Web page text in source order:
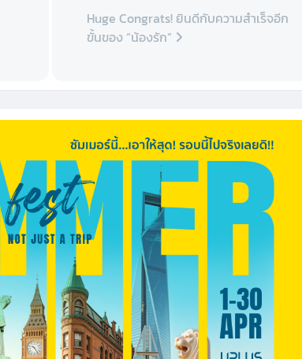
Huge Congrats! ยินดีกับความสำเร็จอีก
ขั้นของ “น้องรัก”